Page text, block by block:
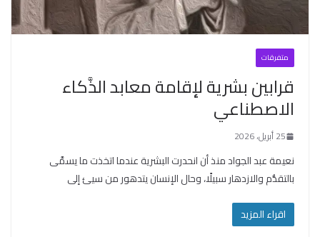
متفرقات
قرابين بشرية لإقامة معابد الذَّكاء
الاصطناعي
25 أبريل، 2026
نعيمة عبد الجواد منذ أن انحدرت البشرية عندما اتخذت ما يسمَّى
بالتقدُّم والازدهار سبيلًا، وحال الإنسان يتدهور من سيئ إلى
اقراء المزيد